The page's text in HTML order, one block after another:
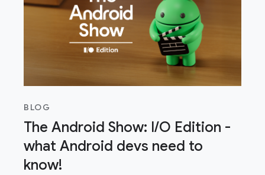
BLOG
The Android Show: I/O Edition -
what Android devs need to
know!